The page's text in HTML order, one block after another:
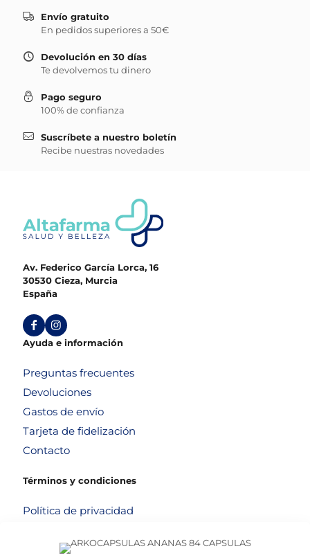
Envío gratuito
En pedidos superiores a 50€
Devolución en 30 días
Te devolvemos tu dinero
Pago seguro
100% de confianza
Suscríbete a nuestro boletín
Recibe nuestras novedades
Av. Federico García Lorca, 16
30530 Cieza, Murcia
España
Ayuda e información
Preguntas frecuentes
Devoluciones
Gastos de envío
Tarjeta de fidelización
Contacto
Términos y condiciones
Política de privacidad
Aviso legal